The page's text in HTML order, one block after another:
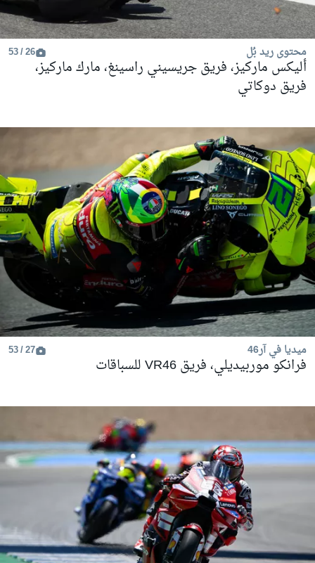
محتوى ريد بُل 26 / 53
أليكس ماركيز، فريق جريسيني راسينغ، مارك ماركيز،
فريق دوكاتي
ميديا في آر46 27 / 53
فرانكو موربيديلي، فريق VR46 للسباقات